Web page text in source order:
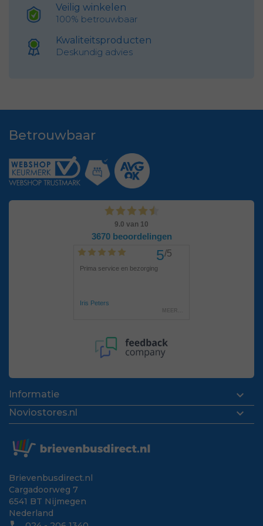
Veilig winkelen
100% betrouwbaar
Kwaliteitsproducten
Deskundig advies
Betrouwbaar
Informatie 
Noviostores.nl 
Brievenbusdirect.nl
Cargadoorweg 7
6541 BT Nijmegen
Nederland